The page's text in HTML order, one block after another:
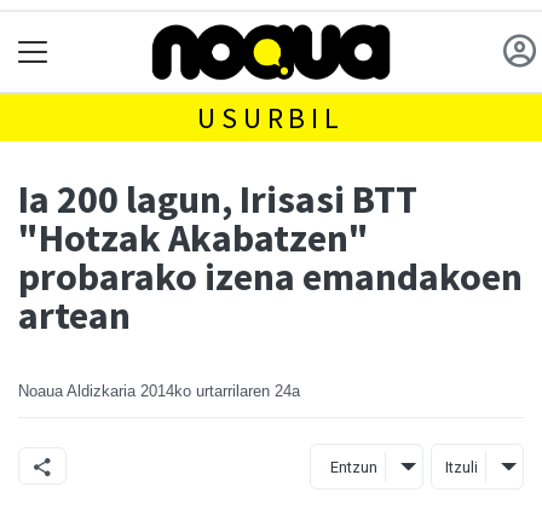
USURBIL
Ia 200 lagun, Irisasi BTT
"Hotzak Akabatzen"
probarako izena emandakoen
artean
Noaua Aldizkaria 2014ko urtarrilaren 24a
Entzun Itzuli